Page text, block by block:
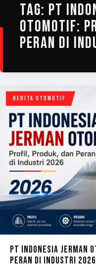
TAG: PT
OTOMOTIF:
PERAN DI
BERITA OTOMOTIF
PT INDONESIA JERMAN
PERAN DI INDUSTRI 2026